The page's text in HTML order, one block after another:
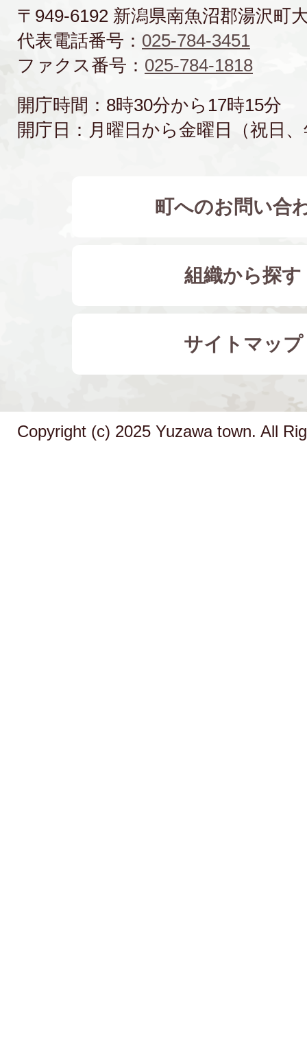
〒949-6192 新潟県南魚沼郡湯沢町
代表電話番号： 025-784-3451
ファクス番号： 025-784-1818
開庁時間：8時30分から17時15分
開庁日：月曜日から金曜日（祝日
町へのお問い合
組織から探す
サイトマップ
Copyright (c) 2025 Yuzawa town. All